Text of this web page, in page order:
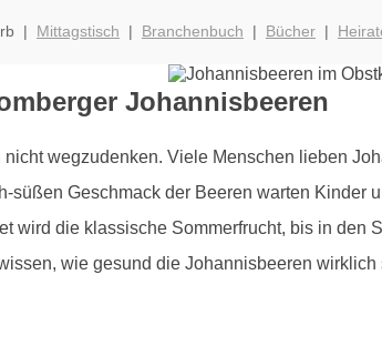
| Mittagstisch | Branchenbuch | Bücher|
Johannisbeeren
wegzudenken. Viele Menschen lieben
süßen Geschmack der Beeren warten Kinder
wird die klassische Sommerfrucht, bis in den
wie gesund die Johannisbeeren